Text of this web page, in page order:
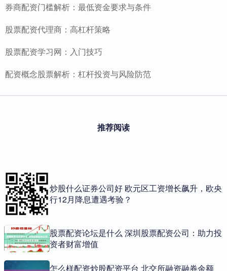
券商配资门槛解析：最低资金要求与条件
股票配资代理商：高杠杆策略
股票配资学习网：入门技巧
配资概念股票解析：杠杆投资与风险防范
推荐阅读
炒股什么证券公司好 欧元区工资增长飙升，欧央
行12月降息遭遇考验？
股票配资论坛是什么 深圳股票配资公司：助力投
资者财富增值
怎么样配资炒股配资平台 北交所融资融券余额